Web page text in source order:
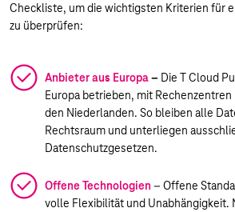
Checkliste, um die wichtigsten Kriterien für
zu überprüfen:
Anbieter aus Europa– Die T Cloud
Europa betrieben, mit
den Niederlanden. So bleiben alle
Rechtsraum und unterliegen
Datenschutzgesetzen.
Offene Technologien– Offene
volle Flexibilität und Unabhängigkeit.